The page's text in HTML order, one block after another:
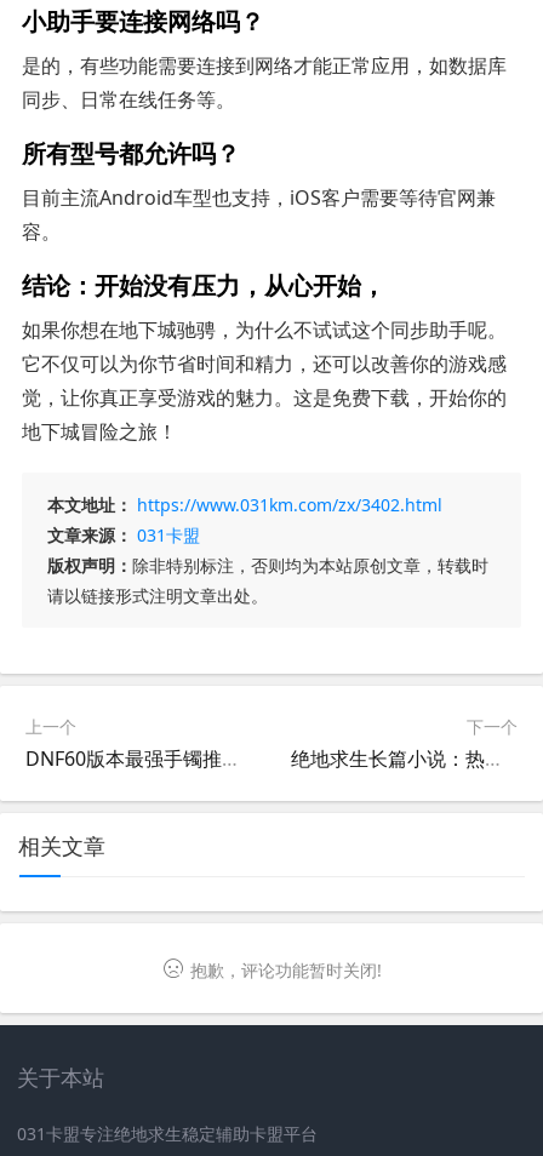
小助手要连接网络吗？
是的，有些功能需要连接到网络才能正常应用，如数据库
同步、日常在线任务等。
所有型号都允许吗？
目前主流Android车型也支持，iOS客户需要等待官网兼
容。
结论：开始没有压力，从心开始，
如果你想在地下城驰骋，为什么不试试这个同步助手呢。
它不仅可以为你节省时间和精力，还可以改善你的游戏感
觉，让你真正享受游戏的魅力。这是免费下载，开始你的
地下城冒险之旅！
本文地址： https://www.031km.com/zx/3402.html
文章来源： 031卡盟
版权声明： 除非特别标注，否则均为本站原创文章，转载时
请以链接形式注明文章出处。
上一个
DNF60版本最强手镯推荐-DNF60版本手镯选择指南与搭配技巧
下一个
绝地求生长篇小说：热血与策略的完美结合-绝地求生长篇小说全文阅读及角色分析
相关文章
抱歉，评论功能暂时关闭!
关于本站
031卡盟专注绝地求生稳定辅助卡盟平台